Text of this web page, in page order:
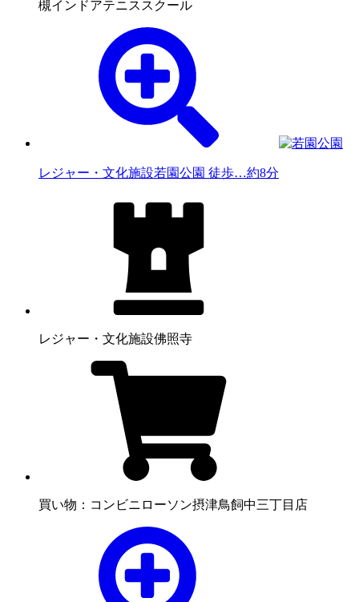
槻インドアテニススクール
レジャー・文化施設若園公園 徒歩…約8分
レジャー・文化施設佛照寺
買い物：コンビニ ローソン摂津鳥飼中三丁目店